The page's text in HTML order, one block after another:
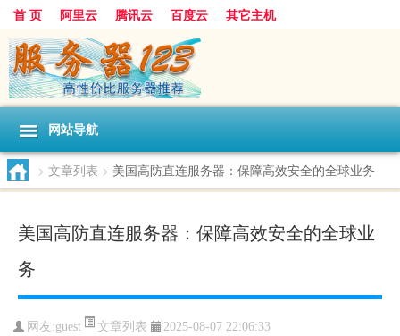
首 页 阿里云 腾讯云 百度云 其它主机
网站导航
> 文章列表 > 美国高防直连服务器：保障高效安全的全球业务
美国高防直连服务器：保障高效安全的全球业
务
网友:guest 文章列表 2025-08-07 22:06:33